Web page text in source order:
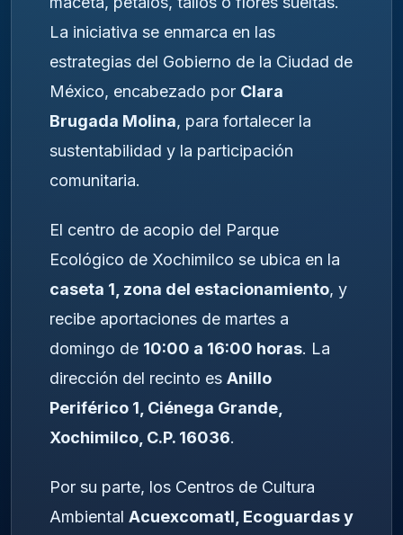
La iniciativa se enmarca en las
estrategias del Gobierno de la Ciudad de
México, encabezado por Clara
Brugada Molina, para fortalecer la
sustentabilidad y la participación
comunitaria.
El centro de acopio del Parque
Ecológico de Xochimilco se ubica en la
caseta 1, zona del estacionamiento, y
recibe aportaciones de martes a
domingo de 10:00 a 16:00 horas. La
dirección del recinto es Anillo
Periférico 1, Ciénega Grande,
Xochimilco, C.P. 16036.
Por su parte, los Centros de Cultura
Ambiental Acuexcomatl, Ecoguardas y